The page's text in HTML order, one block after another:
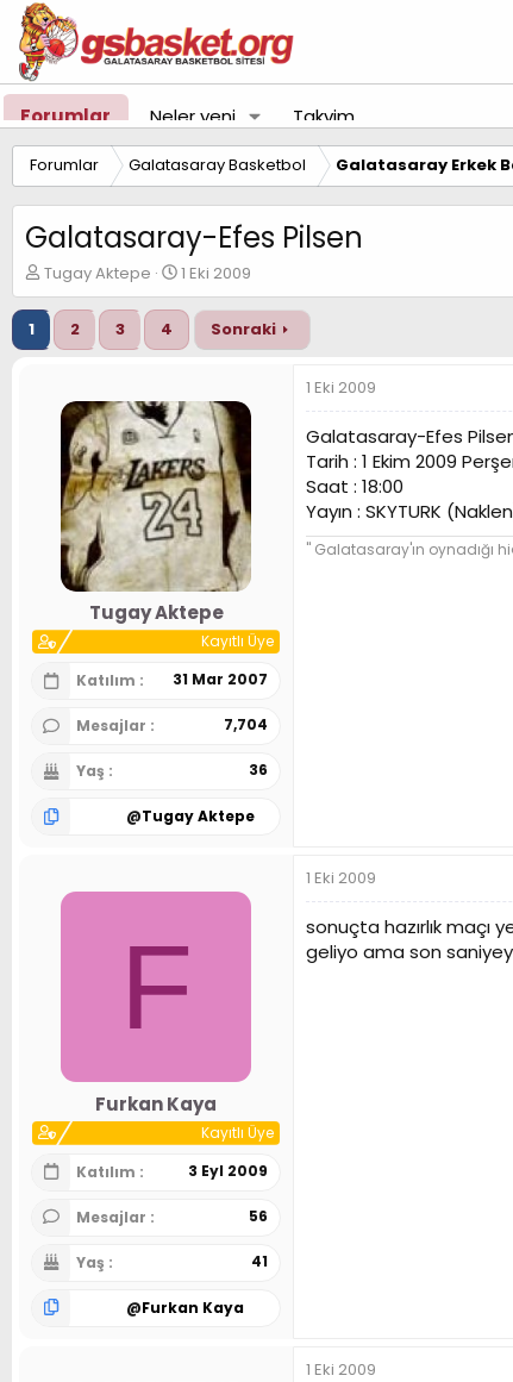
Forumlar Neler yeni Takvim
Forumlar Galatasaray Basketbol Galatasaray Erkek
Galatasaray-Efes Pilsen
K
o
n
u
y
Tugay Aktepe
B
a
ş
a
g
ı
t
a
r
i
h
1 Eki 2009
1 2 3 4 Sonraki
Tugay Aktepe
Kayıtlı Üye
Katılım
31 Mar 2007
Mesajlar 7,704
Yaş 36
@Tugay Aktepe
1 Eki 2009
Galatasaray-Efes
Tarih : 1 Ekim 2009
Saat : 18:00
Yayın : SKYTURK
" Galatasaray'ın oynadığı
F
Furkan Kaya
Kayıtlı Üye
Katılım
3 Eyl 2009
Mesajlar 56
Yaş 41
@Furkan Kaya
1 Eki 2009
sonuçta hazırlık
geliyo ama son
1 Eki 2009